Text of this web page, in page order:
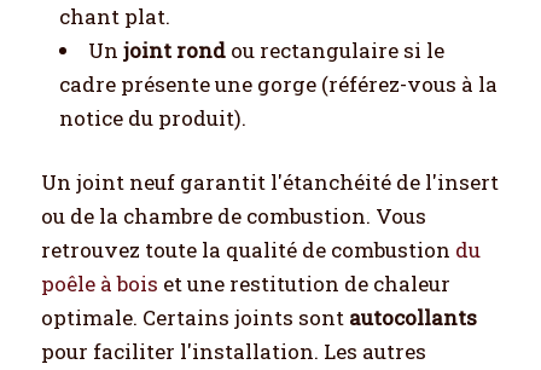
chant plat.
Un joint rond ou rectangulaire si le
cadre présente une gorge (référez-vous à la
notice du produit).
Un joint neuf garantit l'étanchéité de l'insert
ou de la chambre de combustion. Vous
retrouvez toute la qualité de combustion du
poêle à bois et une restitution de chaleur
optimale. Certains joints sont autocollants
pour faciliter l'installation. Les autres